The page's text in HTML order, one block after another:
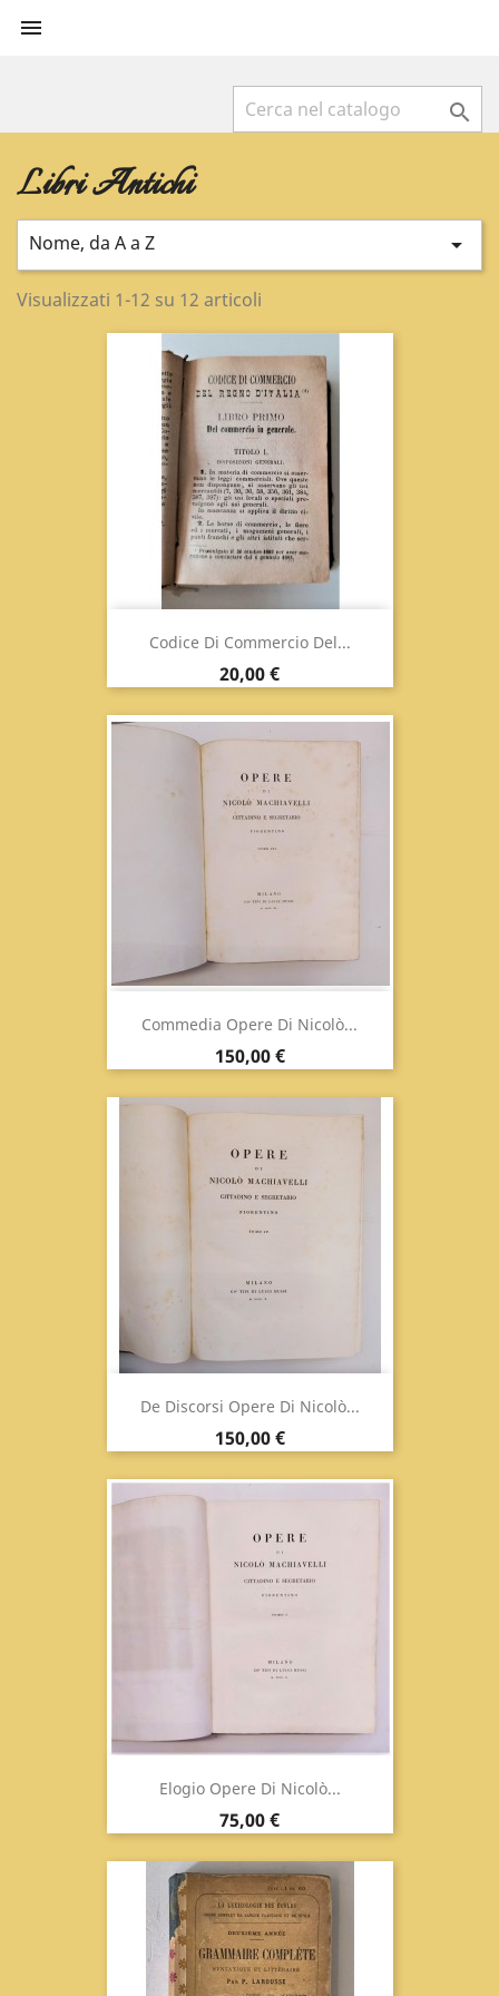


Libri Antichi
Nome, da A a Z 
Visualizzati 1-12 su 12 articoli
Codice Di Commercio Del...
Prezzo
20,00 €
Commedia Opere Di Nicolò...
Prezzo
150,00 €
De Discorsi Opere Di Nicolò...
Prezzo
150,00 €
Elogio Opere Di Nicolò...
Prezzo
75,00 €